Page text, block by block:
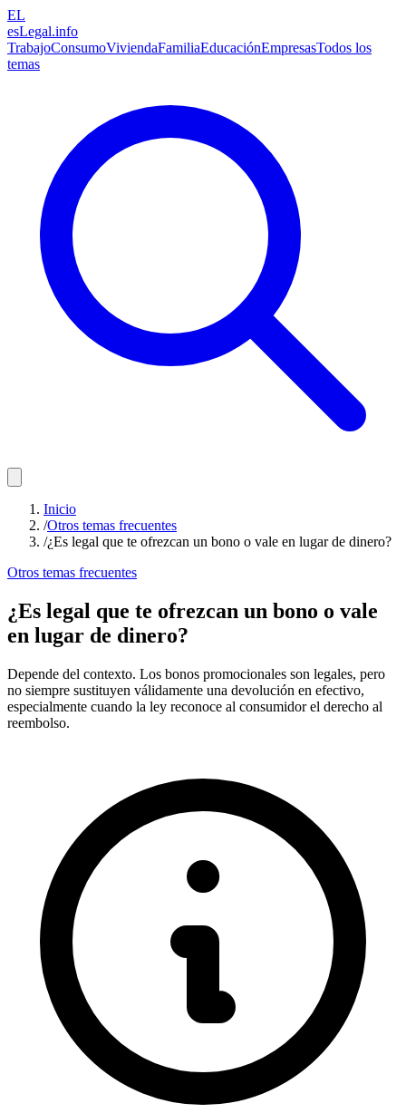
EL
esLegal.info
TrabajoConsumoViviendaFamiliaEducaciónEmpresasTodos los
temas
Inicio
/Otros temas frecuentes
/¿Es legal que te ofrezcan un bono o vale en lugar de dinero?
Otros temas frecuentes
¿Es legal que te ofrezcan un bono o vale
en lugar de dinero?
Depende del contexto. Los bonos promocionales son legales, pero
no siempre sustituyen válidamente una devolución en efectivo,
especialmente cuando la ley reconoce al consumidor el derecho al
reembolso.